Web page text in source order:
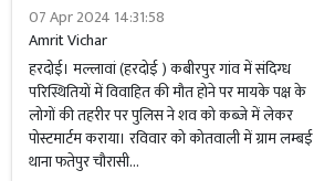
07 Apr 2024 14:31:58
Amrit Vichar
हरदोई। मल्लावां (हरदोई ) कबीरपुर गांव में संदिग्ध
परिस्थितियों में विवाहित की मौत होने पर मायके पक्ष के
लोगों की तहरीर पर पुलिस ने शव को कब्जे में लेकर
पोस्टमार्टम कराया। रविवार को कोतवाली में ग्राम लम्बई
थाना फतेपुर चौरासी...